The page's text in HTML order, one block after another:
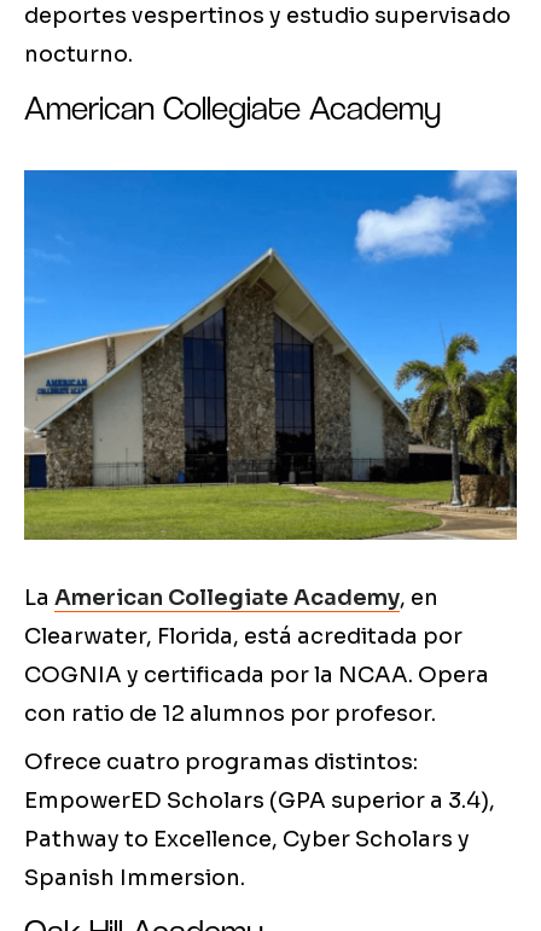
deportes vespertinos y estudio supervisado
nocturno.
American Collegiate Academy
La American Collegiate Academy, en
Clearwater, Florida, está acreditada por
COGNIA y certificada por la NCAA. Opera
con ratio de 12 alumnos por profesor.
Ofrece cuatro programas distintos:
EmpowerED Scholars (GPA superior a 3.4),
Pathway to Excellence, Cyber Scholars y
Spanish Immersion.